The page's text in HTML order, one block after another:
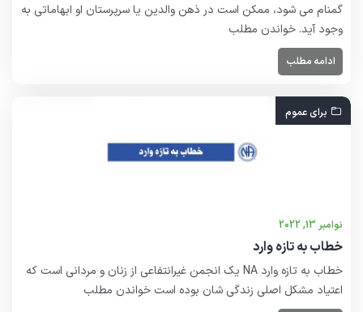
گمنام می شود، ممکن است در ذهن والدین یا سرپرستان او ابهاماتی به
وجود آید. خواندن مطلب
ادامه مطلب
برای عموم
نوامبر 13, 2022
خطاب به تازه وارد
خطاب به تازه وارد NA یک انجمن غیرانتفاعی از زنان و مردانی است که
اعتیاد مشکل اصلی زندگی شان بوده است خواندن مطلب